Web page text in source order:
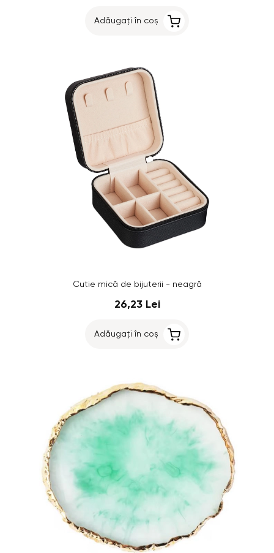
Adăugați în coș
Cutie mică de bijuterii - neagră
26,23 Lei
Adăugați în coș